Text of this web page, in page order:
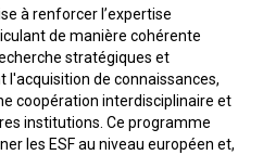
à renforcer l’expertise
de manière cohérente
stratégiques et
de connaissances,
coopération interdisciplinaire et
institutions. Ce programme
les ESF au niveau européen et,